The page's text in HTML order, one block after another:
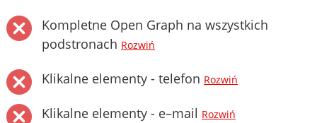
Kompletne Open Graph na wszystkich
podstronach Rozwiń
Klikalne elementy - telefon Rozwiń
Klikalne elementy - e–mail Rozwiń